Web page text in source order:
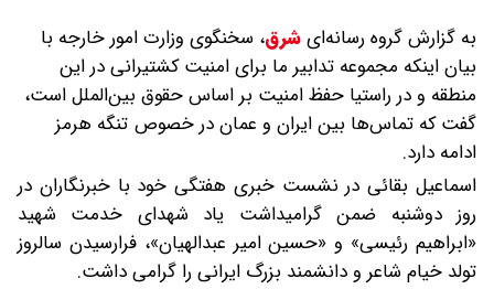
به گزارش گروه رسانه‌ایشرق، سخنگوی وزارت امور خارجه با
بیان اینکه مجموعه تدابیر ما برای امنیت کشتیرانی در این
منطقه و در راستیا حفظ امنیت بر اساس حقوق بین‌الملل است،
گفت که تماس‌ها بین ایران و عمان در خصوص تنگه هرمز
ادامه دارد.
اسماعیل بقائی در نشست خبری هفتگی خود با خبرنگاران در
روز دوشنبه ضمن گرامیداشت یاد شهدای خدمت شهید
«ابراهیم رئیسی» و «حسین امیر عبدالهیان»، فرارسیدن سالروز
تولد خیام شاعر و دانشمند بزرگ ایرانی را گرامی داشت.